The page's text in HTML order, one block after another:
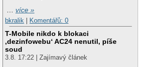
…více »
bkralik
Komentářů: 0
T-Mobile nikdo k blokaci
‚dezinfowebu‘ AC24 nenutil, píše
soud
3.8. 17:22 | Zajímavý článek